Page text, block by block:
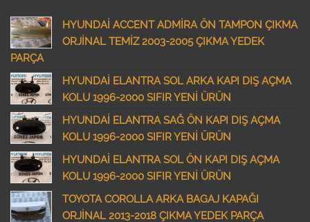
HYUNDAİ ACCENT ADMİRA ÖN TAMPON ÇIKMA
ORJİNAL TEMİZ 2003-2005 ÇIKMA YEDEK
PARÇA
HYUNDAİ ELANTRA SOL ARKA KAPI DIŞ AÇMA
KOLU 1996-2000 SIFIR YENİ ÜRÜN
HYUNDAİ ELANTRA SAĞ ÖN KAPI DIŞ AÇMA
KOLU 1996-2000 SIFIR YENİ ÜRÜN
HYUNDAİ ELANTRA SOL ÖN KAPI DIŞ AÇMA
KOLU 1996-2000 SIFIR YENİ ÜRÜN
TOYOTA COROLLA ARKA BAGAJ KAPAĞI
ORJİNAL 2013-2018 ÇIKMA YEDEK PARÇA